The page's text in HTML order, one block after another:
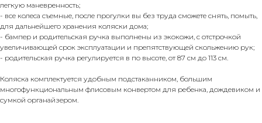
легкую маневренность;
- все колеса съемные, после прогулки вы без труда сможете снять, помыть,
для дальнейшего хранения коляски дома;
- бампер и родительская ручка выполнены из экокожи, с отстрочкой
увеличивающей срок эксплуатации и препятствующей скольжению рук;
- родительская ручка регулируется в по высоте, от 87 см до 113 см.
Коляска комплектуется удобным подстаканником, большим
многофункциональным флисовым конвертом для ребенка, дождевиком и
сумкой органайзером.